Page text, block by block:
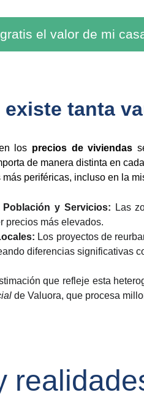
el valor de mi
existe tanta
los precios de viviendas
de manera distinta en
periféricas, incluso en la
Población y Servicios: Las
precios más elevados.
Los proyectos de
diferencias significativas
que refleje esta
de Valuora, que procesa